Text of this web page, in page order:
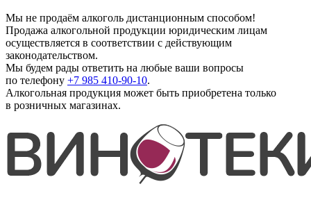
Мы не продаём алкоголь дистанционным способом!
Продажа алкогольной продукции юридическим лицам
осуществляется в соответствии с действующим
законодательством.
Мы будем рады ответить на любые ваши вопросы
по телефону +7 985 410-90-10.
Алкогольная продукция может быть приобретена только
в розничных магазинах.